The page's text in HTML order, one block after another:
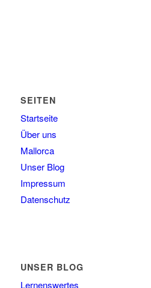
SEITEN
Startseite
Über uns
Mallorca
Unser Blog
Impressum
Datenschutz
UNSER BLOG
Lernenswertes